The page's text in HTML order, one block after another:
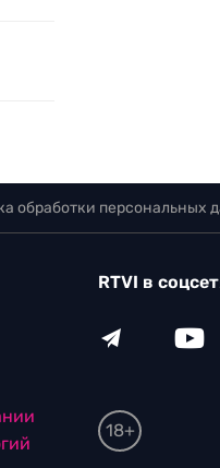
обработки персональных
RTVI в
18+